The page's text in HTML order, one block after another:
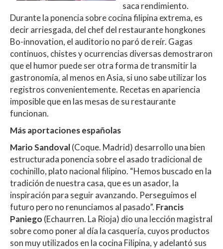
saca rendimiento.
Durante la ponencia sobre cocina filipina extrema, es
decir arriesgada, del chef del restaurante hongkones
Bo-innovation, el auditorio no paró de reír. Gagas
continuos, chistes y ocurrencias diversas demostraron
que el humor puede ser otra forma de transmitir la
gastronomía, al menos en Asia, si uno sabe utilizar los
registros convenientemente. Recetas en apariencia
imposible que en las mesas de su restaurante
funcionan.
Más aportaciones españolas
Mario Sandoval(Coque. Madrid) desarrollo una bien
estructurada ponencia sobre el asado tradicional de
cochinillo, plato nacional filipino. “Hemos buscado en la
tradición de nuestra casa, que es un asador, la
inspiración para seguir avanzando. Perseguimos el
futuro pero no renunciamos al pasado”. Francis
Paniego (Echaurren. La Rioja) dio una lección magistral
sobre como poner al día la casquería, cuyos productos
son muy utilizados en la cocina Filipina, y adelantó sus